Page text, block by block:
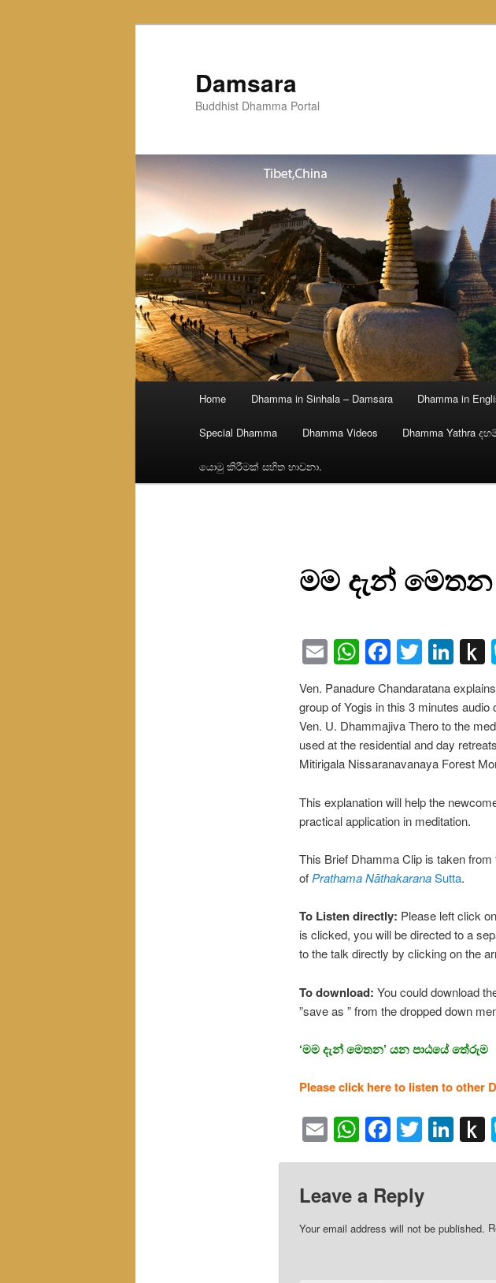
Damsara
Buddhist Dhamma Portal
Home Dhamma in Sinhala – Damsara Dhamma in
Special Dhamma Dhamma Videos Dhamma Yathra
යොමු කිරීමක් සහිත භාවනා.
මම දැන්
EmailWhatsApp
Twitter
Ven. Panadure Chandaratana
group of Yogis in this 3 minutes
Ven. U. Dhammajiva Thero to the
used at the residential and day
Mitirigala Nissaranavanaya Forest
This explanation will help the
practical application in meditation.
This Brief Dhamma Clip is taken
of Prathama NāthakaranaSutta.
To Listen directly: Please left click
is clicked, you will be directed to a
to the talk directly by clicking on the
To download: You could download
”save as ” from the dropped down
‘මම දැන් මෙතන’ යන පාඨයේ තේරුම
Please click here to listen to other
EmailWhatsApp
Twitter
Leave a Reply
Your email address will not be published.